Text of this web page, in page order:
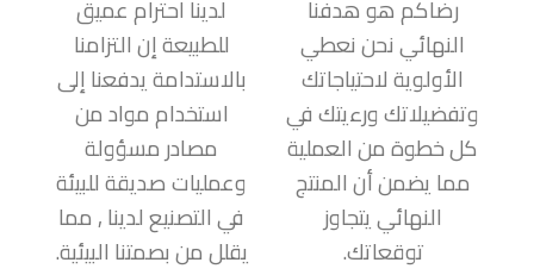
رضاكم هو هدفنا
النهائي نحن نعطي
الأولوية لاحتياجاتك
وتفضيلاتك ورءيتك في
كل خطوة من العملية
مما يضمن أن المنتج
النهائي يتجاوز
توقعاتك.
لدينا احترام عميق
للطبيعة إن التزامنا
بالاستدامة يدفعنا إلى
استخدام مواد من
مصادر مسؤولة
وعمليات صديقة للبيئة
في التصنيع لدينا , مما
يقلل من بصمتنا البيئية.